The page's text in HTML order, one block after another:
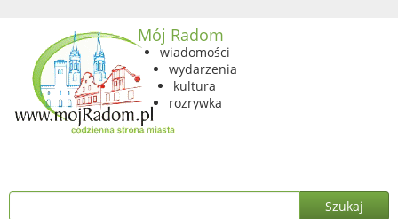
Mój Radom
wiadomości
wydarzenia
kultura
rozrywka